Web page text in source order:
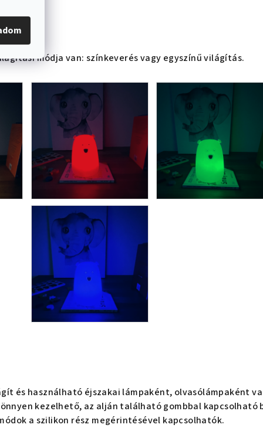
módja van: színkeverés vagy egyszínű világítás.
és használható éjszakai lámpaként, olvasólámpaként
kezelhető, az alján található gombbal kapcsolható
a szilikon rész megérintésével kapcsolhatók.